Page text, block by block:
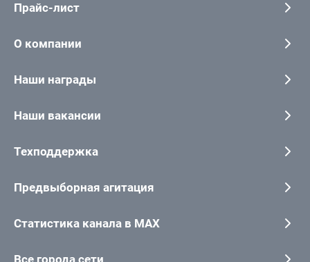
Прайс-лист
О компании
Наши награды
Наши вакансии
Техподдержка
Предвыборная агитация
Статистика канала в MAX